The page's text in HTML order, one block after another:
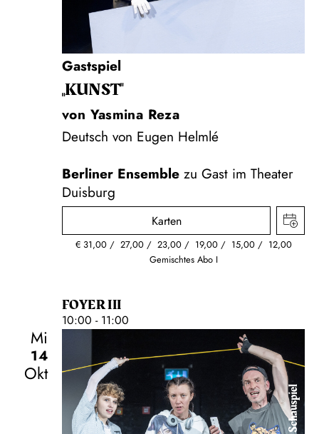
Gastspiel
„KUNST"
von Yasmina Reza
Deutsch von Eugen Helmlé
Berliner Ensemble zu Gast im Theater
Duisburg
Karten
€ 31,00 27,00 23,00 19,00 15,00
12,00
Gemischtes Abo I
FOYER III
10:00 - 11:00
Mi
14
Okt
Schauspiel